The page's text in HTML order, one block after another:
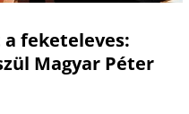
feketeleves:
Magyar Péter